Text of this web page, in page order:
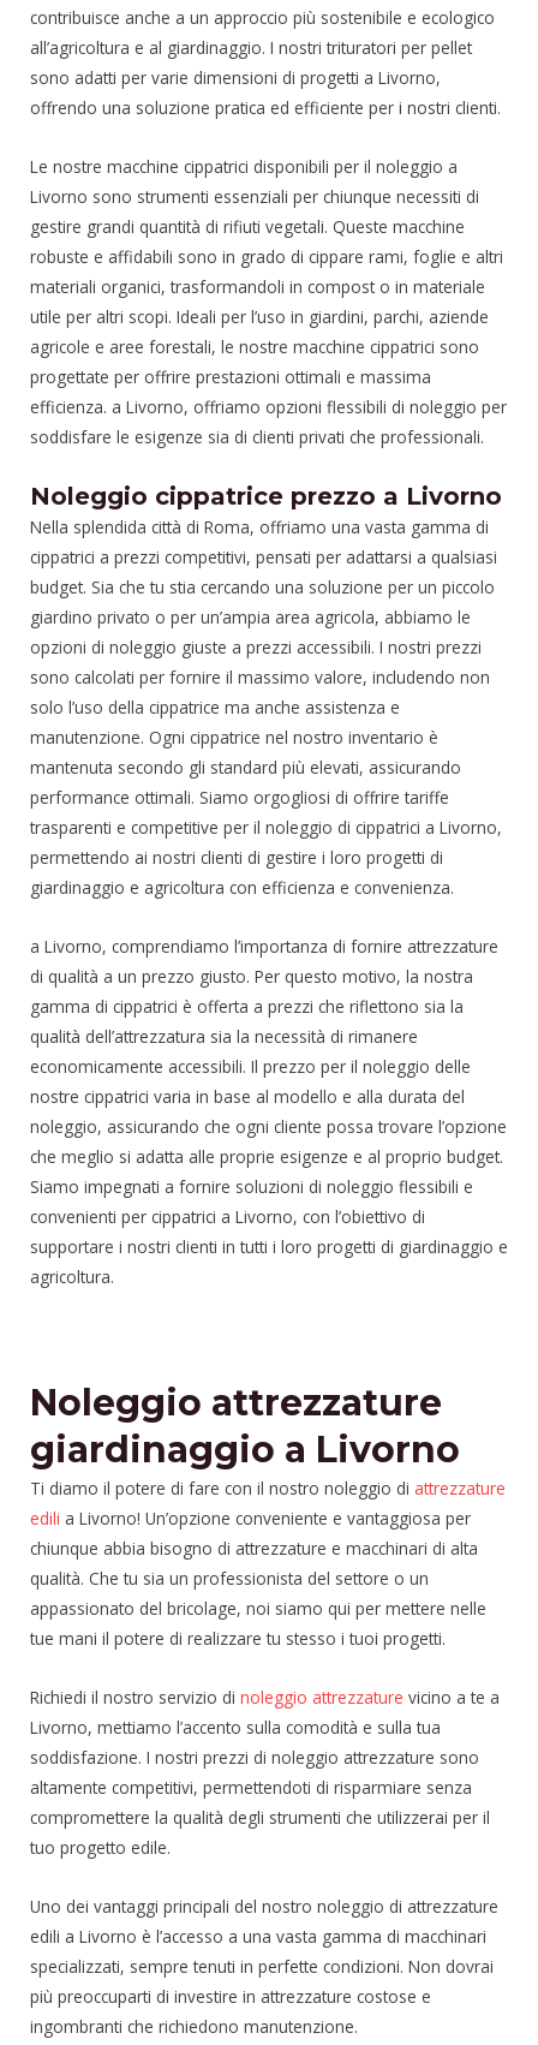
contribuisce anche a un approccio più sostenibile e ecologico
all’agricoltura e al giardinaggio. I nostri trituratori per pellet
sono adatti per varie dimensioni di progetti a Livorno,
offrendo una soluzione pratica ed efficiente per i nostri clienti.
Le nostre macchine cippatrici disponibili per il noleggio a
Livorno sono strumenti essenziali per chiunque necessiti di
gestire grandi quantità di rifiuti vegetali. Queste macchine
robuste e affidabili sono in grado di cippare rami, foglie e altri
materiali organici, trasformandoli in compost o in materiale
utile per altri scopi. Ideali per l’uso in giardini, parchi, aziende
agricole e aree forestali, le nostre macchine cippatrici sono
progettate per offrire prestazioni ottimali e massima
efficienza. a Livorno, offriamo opzioni flessibili di noleggio per
soddisfare le esigenze sia di clienti privati che professionali.
Noleggio cippatrice prezzo a Livorno
Nella splendida città di Roma, offriamo una vasta gamma di
cippatrici a prezzi competitivi, pensati per adattarsi a qualsiasi
budget. Sia che tu stia cercando una soluzione per un piccolo
giardino privato o per un’ampia area agricola, abbiamo le
opzioni di noleggio giuste a prezzi accessibili. I nostri prezzi
sono calcolati per fornire il massimo valore, includendo non
solo l’uso della cippatrice ma anche assistenza e
manutenzione. Ogni cippatrice nel nostro inventario è
mantenuta secondo gli standard più elevati, assicurando
performance ottimali. Siamo orgogliosi di offrire tariffe
trasparenti e competitive per il noleggio di cippatrici a Livorno,
permettendo ai nostri clienti di gestire i loro progetti di
giardinaggio e agricoltura con efficienza e convenienza.
a Livorno, comprendiamo l’importanza di fornire attrezzature
di qualità a un prezzo giusto. Per questo motivo, la nostra
gamma di cippatrici è offerta a prezzi che riflettono sia la
qualità dell’attrezzatura sia la necessità di rimanere
economicamente accessibili. Il prezzo per il noleggio delle
nostre cippatrici varia in base al modello e alla durata del
noleggio, assicurando che ogni cliente possa trovare l’opzione
che meglio si adatta alle proprie esigenze e al proprio budget.
Siamo impegnati a fornire soluzioni di noleggio flessibili e
convenienti per cippatrici a Livorno, con l’obiettivo di
supportare i nostri clienti in tutti i loro progetti di giardinaggio e
agricoltura.
Noleggio attrezzature
giardinaggio a Livorno
Ti diamo il potere di fare con il nostro noleggio di attrezzature
edili a Livorno! Un’opzione conveniente e vantaggiosa per
chiunque abbia bisogno di attrezzature e macchinari di alta
qualità. Che tu sia un professionista del settore o un
appassionato del bricolage, noi siamo qui per mettere nelle
tue mani il potere di realizzare tu stesso i tuoi progetti.
Richiedi il nostro servizio di noleggio attrezzature vicino a te a
Livorno, mettiamo l’accento sulla comodità e sulla tua
soddisfazione. I nostri prezzi di noleggio attrezzature sono
altamente competitivi, permettendoti di risparmiare senza
compromettere la qualità degli strumenti che utilizzerai per il
tuo progetto edile.
Uno dei vantaggi principali del nostro noleggio di attrezzature
edili a Livorno è l’accesso a una vasta gamma di macchinari
specializzati, sempre tenuti in perfette condizioni. Non dovrai
più preoccuparti di investire in attrezzature costose e
ingombranti che richiedono manutenzione.